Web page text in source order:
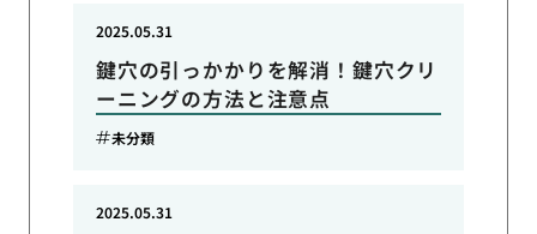
鍵穴の引っかかりを解消！鍵穴クリ
ーニングの方法と注意点
2025.05.31
未分類
2025.05.31